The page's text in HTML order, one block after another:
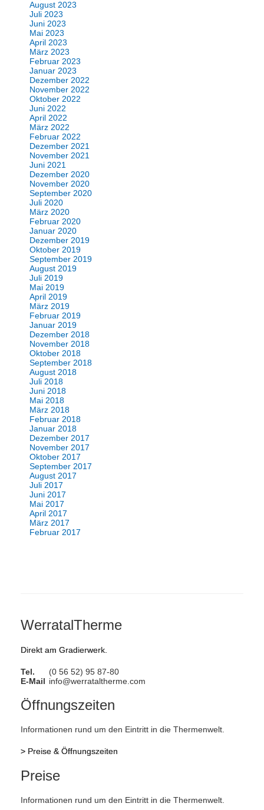
August 2023
Juli 2023
Juni 2023
Mai 2023
April 2023
März 2023
Februar 2023
Januar 2023
Dezember 2022
November 2022
Oktober 2022
Juni 2022
April 2022
März 2022
Februar 2022
Dezember 2021
November 2021
Juni 2021
Dezember 2020
November 2020
September 2020
Juli 2020
März 2020
Februar 2020
Januar 2020
Dezember 2019
Oktober 2019
September 2019
August 2019
Juli 2019
Mai 2019
April 2019
März 2019
Februar 2019
Januar 2019
Dezember 2018
November 2018
Oktober 2018
September 2018
August 2018
Juli 2018
Juni 2018
Mai 2018
März 2018
Februar 2018
Januar 2018
Dezember 2017
November 2017
Oktober 2017
September 2017
August 2017
Juli 2017
Juni 2017
Mai 2017
April 2017
März 2017
Februar 2017
WerratalTherme
Direkt am Gradierwerk.
Tel.
(0 56 52) 95 87-80
E-Mail info@werrataltherme.com
Öffnungszeiten
Informationen rund um den Eintritt in die Thermenwelt.
> Preise & Öffnungszeiten
Preise
Informationen rund um den Eintritt in die Thermenwelt.